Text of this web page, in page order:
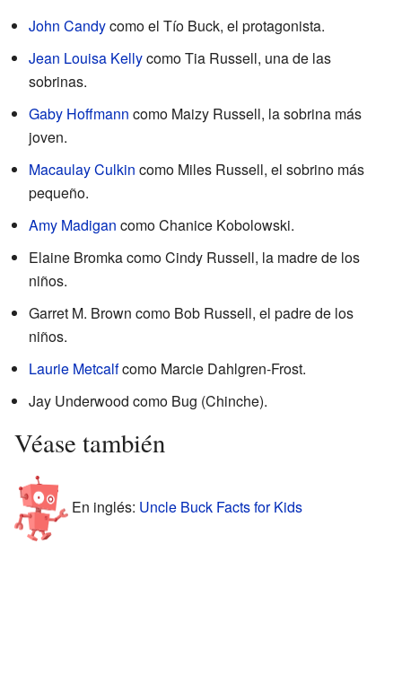
John Candycomo el Tío Buck, el protagonista.
Jean Louisa Kellycomo Tia Russell, una de las
sobrinas.
Gaby Hoffmann como Maizy Russell, la sobrina más
joven.
Macaulay Culkin como Miles Russell, el sobrino más
pequeño.
Amy Madigan como Chanice Kobolowski.
Elaine Bromka como Cindy Russell, la madre de los
niños.
Garret M. Brown como Bob Russell, el padre de los
niños.
Laurie Metcalfcomo Marcie Dahlgren-Frost.
Jay Underwood como Bug (Chinche).
Véase también
En inglés: Uncle Buck Facts for Kids